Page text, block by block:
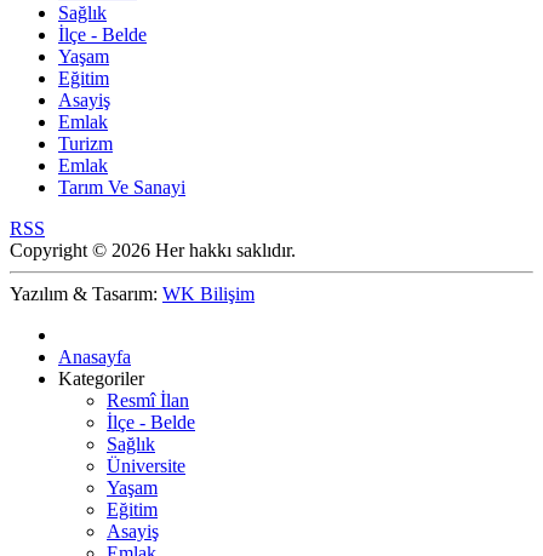
Sağlık
İlçe - Belde
Yaşam
Eğitim
Asayiş
Emlak
Turizm
Emlak
Tarım Ve Sanayi
RSS
Copyright © 2026 Her hakkı saklıdır.
Yazılım & Tasarım: WK Bilişim
Anasayfa
Kategoriler
Resmî İlan
İlçe - Belde
Sağlık
Üniversite
Yaşam
Eğitim
Asayiş